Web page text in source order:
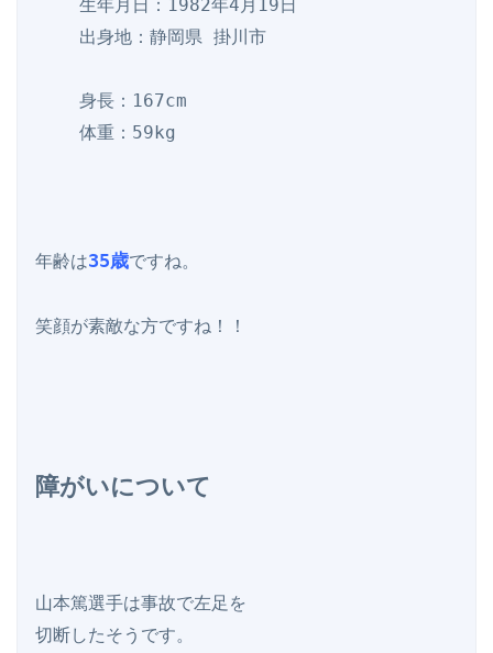
年齢は35歳ですね。
笑顔が素敵な方ですね！！
障がいについて
山本篤選手は事故で左足を
切断したそうです。